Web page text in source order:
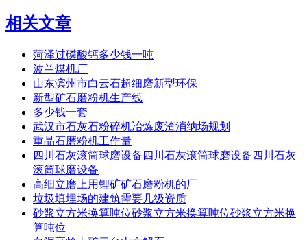
相关文章
菏泽过磷酸钙多少钱一吨
波兰煤机厂
山东滨州市白云石超细磨新型环保
新型矿石磨粉机生产线
多少钱一套
武汉市石灰石粉碎机冶炼废渣消纳场规划
重晶石磨粉机工作量
四川石灰滚筒球磨设备四川石灰滚筒球磨设备四川石灰
滚筒球磨设备
高细立磨上用锂矿矿石磨粉机的厂
垃圾填埋场的建筑需要几级资质
砂浆立方米换算吨位砂浆立方米换算吨位砂浆立方米换
算吨位